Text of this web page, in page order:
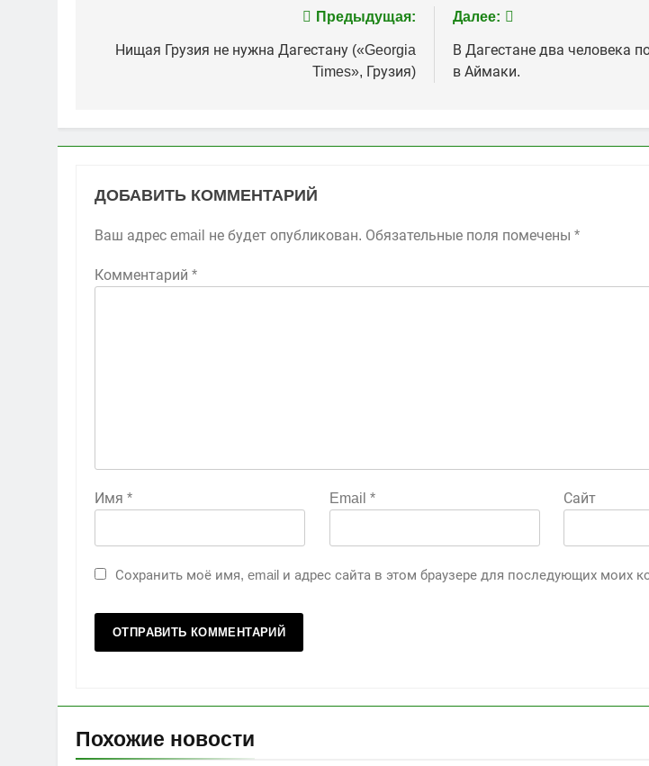
по
Предыдущая:
Нищая Грузия не нужна Дагестану («Georgia
Times», Грузия)
Далее:
В Дагестане два человека
в Аймаки.
ДОБАВИТЬ КОММЕНТАРИЙ
Ваш адрес email не будет опубликован. Обязательные поля помечены *
Комментарий *
Имя * Email * Сайт
Сохранить моё имя, email и адрес сайта в этом браузере для последующих моих
Похожие новости